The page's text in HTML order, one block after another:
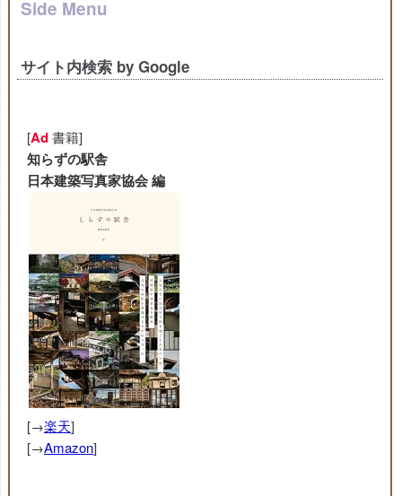
Side Menu
サイト内検索 by Google
[Ad書籍]
知らずの駅舎
日本建築写真家協会 編
[→楽天]
[→Amazon]